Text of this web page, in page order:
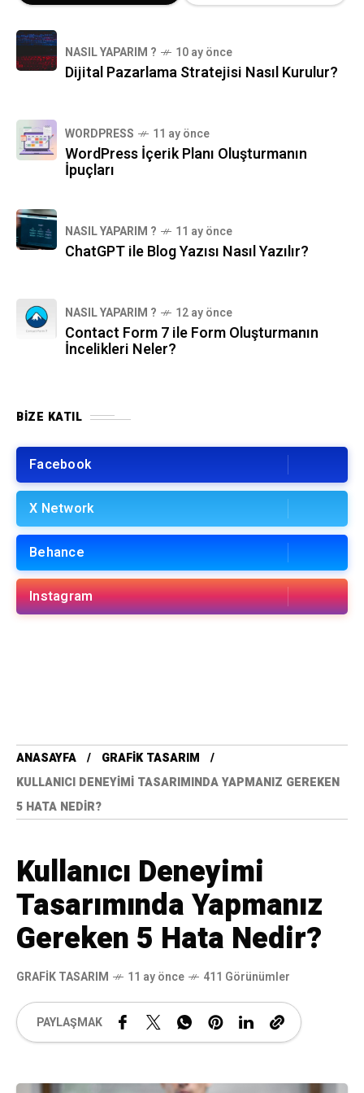
NASIL YAPARIM ? 10 ay önce
Dijital Pazarlama Stratejisi Nasıl Kurulur?
WORDPRESS 11 ay önce
WordPress İçerik Planı Oluşturmanın
İpuçları
NASIL YAPARIM ? 11 ay önce
ChatGPT ile Blog Yazısı Nasıl Yazılır?
NASIL YAPARIM ? 12 ay önce
Contact Form 7 ile Form Oluşturmanın
İncelikleri Neler?
BIZE KATIL
Facebook
X Network
Behance
Instagram
ANASAYFA
GRAFIK TASARIM
KULLANICI DENEYIMI TASARIMINDA YAPMANIZ GEREKEN
5 HATA NEDIR?
Kullanıcı Deneyimi
Tasarımında Yapmanız
Gereken 5 Hata Nedir?
GRAFIK TASARIM 11 ay önce 411 Görünümler
PAYLAŞMAK